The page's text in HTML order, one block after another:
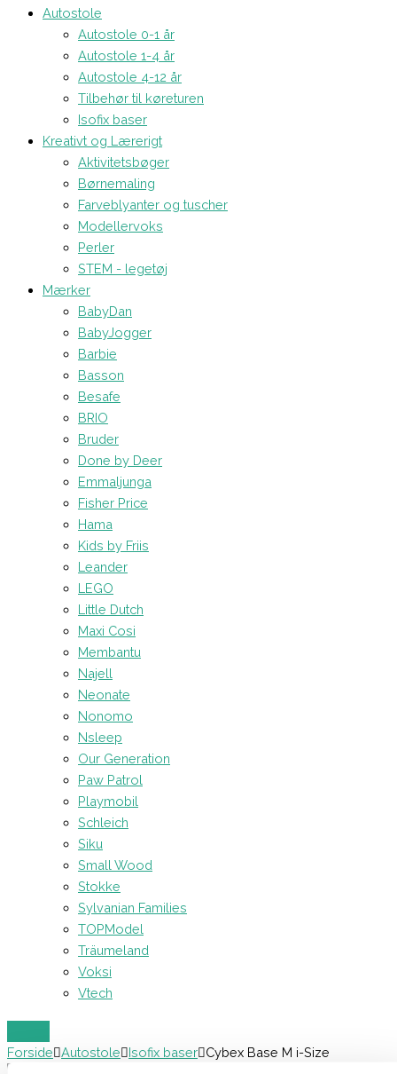
Autostole
Autostole 0-1 år
Autostole 1-4 år
Autostole 4-12 år
Tilbehør til køreturen
Isofix baser
Kreativt og Lærerigt
Aktivitetsbøger
Børnemaling
Farveblyanter og tuscher
Modellervoks
Perler
STEM - legetøj
Mærker
BabyDan
BabyJogger
Barbie
Basson
Besafe
BRIO
Bruder
Done by Deer
Emmaljunga
Fisher Price
Hama
Kids by Friis
Leander
LEGO
Little Dutch
Maxi Cosi
Membantu
Najell
Neonate
Nonomo
Nsleep
Our Generation
Paw Patrol
Playmobil
Schleich
Siku
Small Wood
Stokke
Sylvanian Families
TOPModel
Träumeland
Voksi
Vtech
Forside Autostole Isofix baser Cybex Base M i-Size